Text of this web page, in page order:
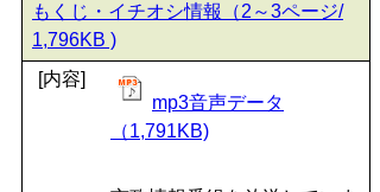
もくじ・イチオシ情報（2～3ページ/
1,796KB )
[内容]
mp3音声データ
（1,791KB)